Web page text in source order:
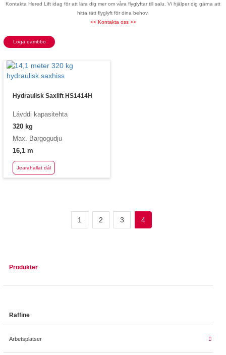
Produkter
Raffine
Arbetsplatser
Kontakta Hered Lift idag för att lära dig mer om våra flyglyftar till salu. Vi hjälper dig gärna att
hitta rätt flyglyft för dina behov.
<< Kontakta oss >>
Loga eambbo
Hydraulisk Saxlift HS1414H
Lávddi kapasitehta
320 kg
Max. Bargogudju
16,1 m
Jearahallat dál
1 2 3 4